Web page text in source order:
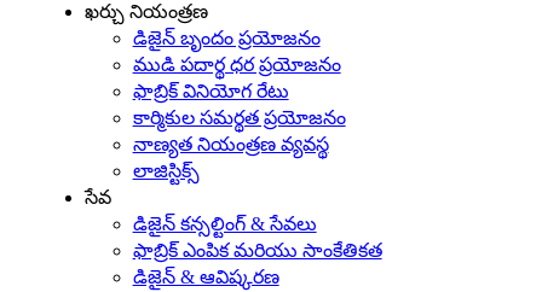
ఖర్చు నియంత్రణ
డిజైన్ బృందం ప్రయోజనం
ముడి పదార్థ ధర ప్రయోజనం
ఫాబ్రిక్ వినియోగ రేటు
కార్మికుల సమర్థత ప్రయోజనం
నాణ్యత నియంత్రణ వ్యవస్థ
లాజిస్టిక్స్
సేవ
డిజైన్ కన్సల్టింగ్ & సేవలు
ఫాబ్రిక్ ఎంపిక మరియు సాంకేతికత
డిజైన్ & ఆవిష్కరణ